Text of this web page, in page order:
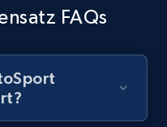
FAQs